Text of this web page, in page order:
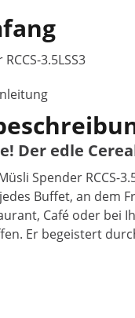
3.5LSS3
Der edle
Spender RCCS-
Buffet, an dem
Café oder bei
Er begeistert